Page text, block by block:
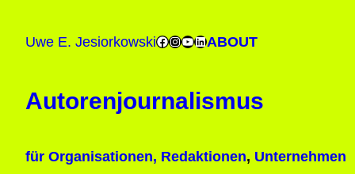
InhaltUwe E. JesiorkowskiFacebook
Instagram
YouTube
LinkedIn
ABOUT
Autorenjournalismus
für Organisationen, Redaktionen, Unternehmen